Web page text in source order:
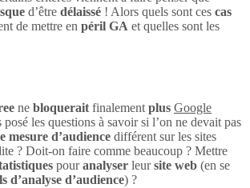
d’être délaissé ! Alors quels sont ces cas
de mettre en péril GA et quelles sont les
ne bloqueraitfinalementplus Google
posé les questions à savoir si l’on ne devait pas
mesure d’audience différent sur les sites
? Doit-on faire comme beaucoup ? Mettre
pouranalyser leursite web (en se
d’analyse d’audience) ?